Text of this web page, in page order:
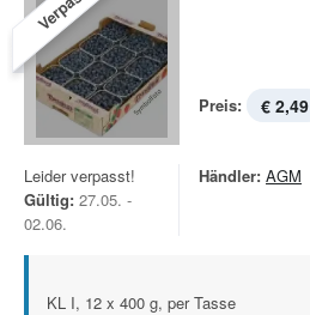
Preis: € 2,49
Leider verpasst!
Gültig: 27.05. -
02.06.
Händler: AGM
KL I, 12 x 400 g, per Tasse